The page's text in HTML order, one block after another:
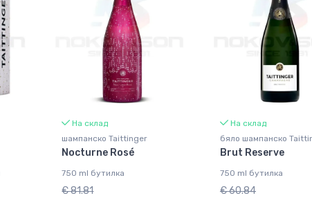
На склад
шампанско Taittinger
Nocturne Rosé
750 ml бутилка
€ 81.81
На склад
бяло шампанско
Brut Reserve
750 ml бутилка
€ 60.84